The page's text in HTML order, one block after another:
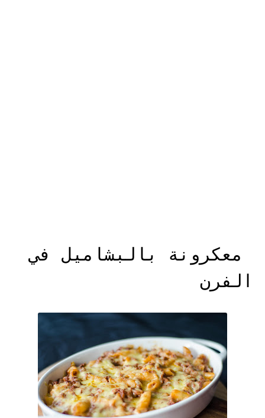
معكرونة بالبشاميل في
الفرن